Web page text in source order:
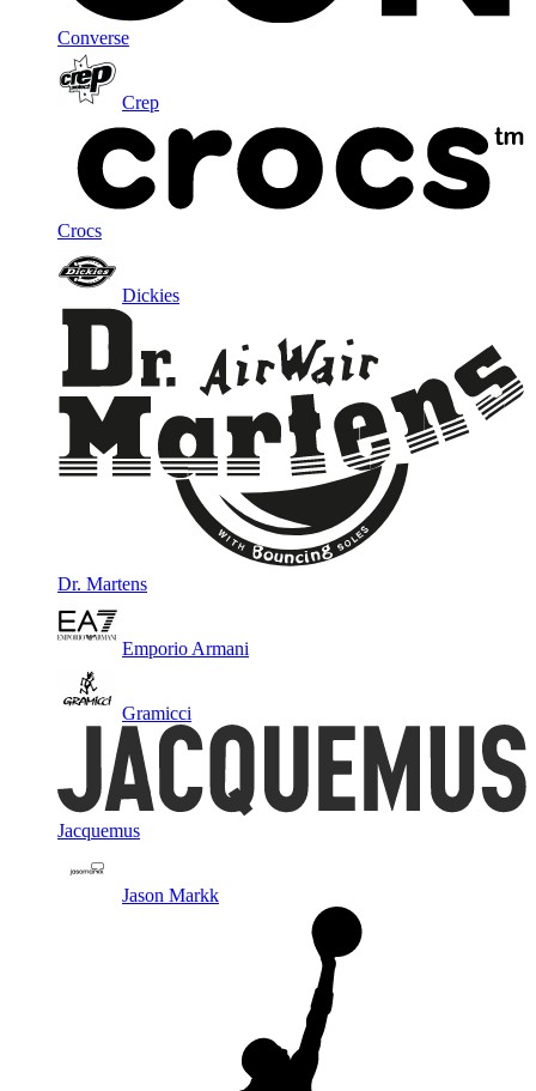
Converse
Crep
Crocs
Dickies
Dr. Martens
Emporio Armani
Gramicci
Jacquemus
Jason Markk